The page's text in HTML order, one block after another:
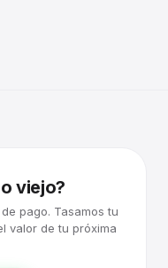
viejo?
pago. Tasamos tu
valor de tu próxima